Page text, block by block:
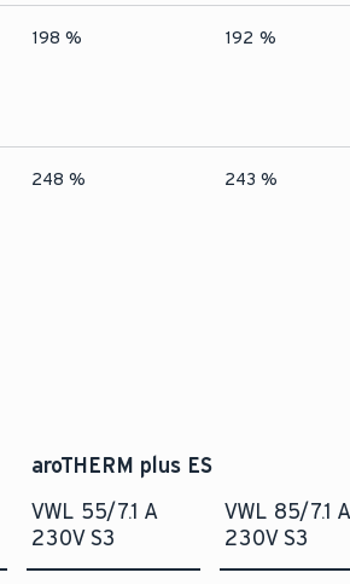
198 % 192 %
248 % 243 %
aroTHERM plus ES
VWL 55/7.1 A
230V S3
VWL 85/7.1 A
230V S3